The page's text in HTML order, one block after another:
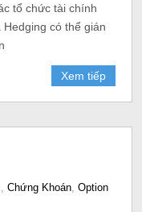
tổ chức tài chính
có thể gián
Xem tiếp
Chứng Khoán, Option